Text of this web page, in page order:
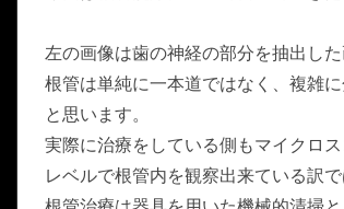
左の画像は歯の神経の部分を抽出した
根管は単純に一本道ではなく、複雑
と思います。
実際に治療をしている側もマイクロ
レベルで根管内を観察出来ている訳で